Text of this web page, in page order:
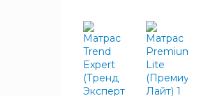
Моноблок
повышенной
жёсткости
ЖЁСТКОСТЬ